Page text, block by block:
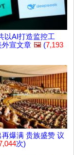
以AI打造监控工
外宣文章 🖼️ (7,193
爆满 贵族盛赞 议
次)